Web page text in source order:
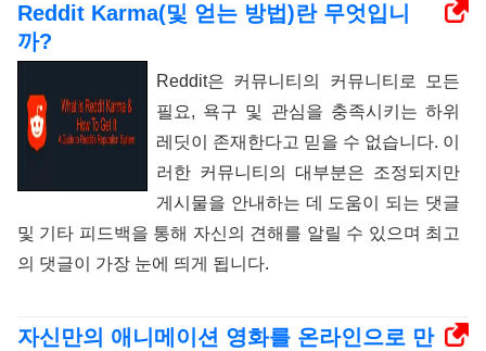
Reddit Karma(및 얻는 방법)란 무엇입니
까?
Reddit은 커뮤니티의 커뮤니티로 모든
필요, 욕구 및 관심을 충족시키는 하위
레딧이 존재한다고 믿을 수 없습니다. 이
러한 커뮤니티의 대부분은 조정되지만
게시물을 안내하는 데 도움이 되는 댓글
및 기타 피드백을 통해 자신의 견해를 알릴 수 있으며 최고
의 댓글이 가장 눈에 띄게 됩니다.
자신만의 애니메이션 영화를 온라인으로 만